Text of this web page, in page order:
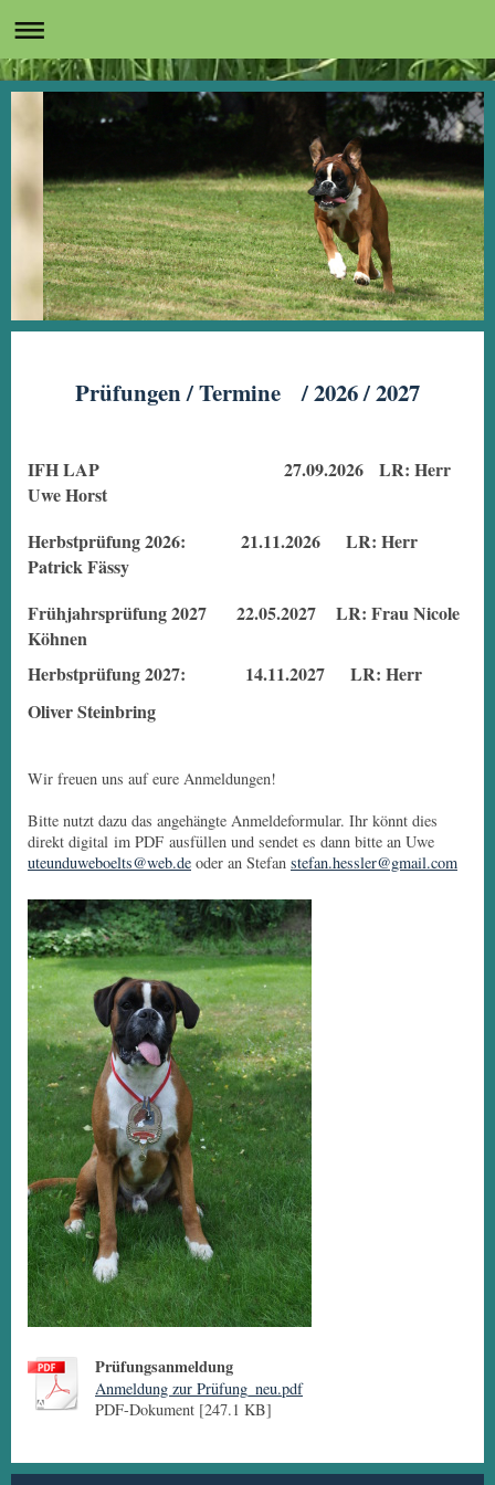
Prüfungen / Termine / 2026 / 2027
IFH LAP 27.09.2026 LR: Herr
Uwe Horst
Herbstprüfung 2026: 21.11.2026 LR: Herr
Patrick Fässy
Frühjahrsprüfung 2027 22.05.2027 LR: Frau Nicole
Köhnen
Herbstprüfung 2027: 14.11.2027 LR: Herr
Oliver Steinbring
Wir freuen uns auf eure Anmeldungen!
Bitte nutzt dazu das angehängte Anmeldeformular. Ihr könnt dies
direkt digital im PDF ausfüllen und sendet es dann bitte an Uwe
uteunduweboelts@web.de oder an Stefan stefan.hessler@gmail.com
Prüfungsanmeldung
Anmeldung zur Prüfung_neu.pdf
PDF-Dokument [247.1 KB]